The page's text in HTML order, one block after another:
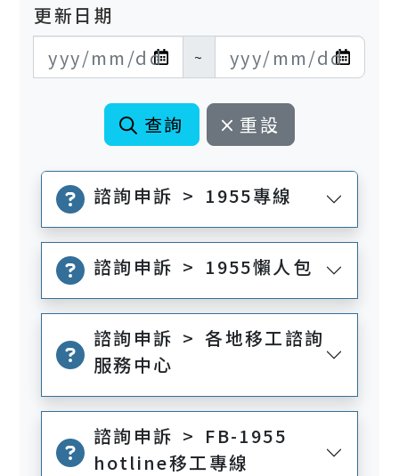
更新日期
更新日期開始
~
更新日期結束
查詢 重設
諮詢申訴 > 1955專線
諮詢申訴 > 1955懶人包
諮詢申訴 > 各地移工諮詢
服務中心
諮詢申訴 > FB-1955
hotline移工專線